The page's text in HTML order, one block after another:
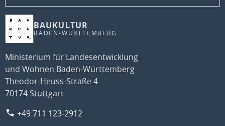
BAUKULTUR
BADEN-WÜRTTEMBERG
Ministerium für Landesentwicklung
und Wohnen Baden-Württemberg
Theodor-Heuss-Straße 4
70174 Stuttgart
+49 711 123-2912